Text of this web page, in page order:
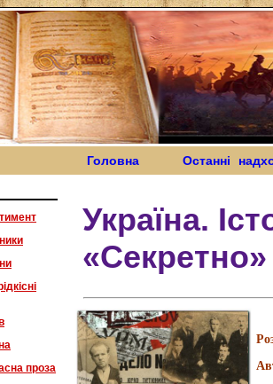
Головна Останні
проза
Україна.
«Секретно»